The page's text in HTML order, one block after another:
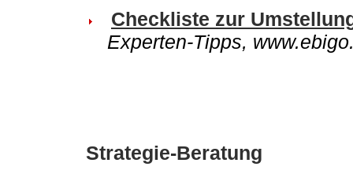
Checkliste zur
Experten-Tipps,
Strategie-Beratung